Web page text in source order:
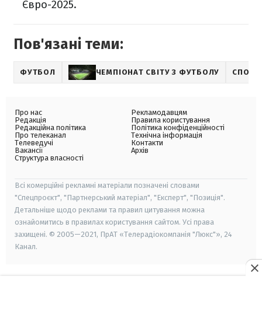
Євро-2025.
Пов'язані теми:
ФУТБОЛ ЧЕМПІОНАТ СВІТУ З ФУТБОЛУ
Про нас
Редакція
Редакційна політика
Про телеканал
Телеведучі
Вакансії
Структура власності
Рекламодавцям
Правила користування
Політика конфіденційності
Технічна інформація
Контакти
Архів
Всі комерційні рекламні матеріали позначені словами
"Спецпроєкт", "Партнерський матеріал", "Експерт", "Позиція".
Детальніше щодо реклами та правил цитування можна
ознайомитись в правилах користування сайтом. Усі права
захищені. © 2005—2021, ПрАТ «Телерадіокомпанія "Люкс"», 24
Канал.